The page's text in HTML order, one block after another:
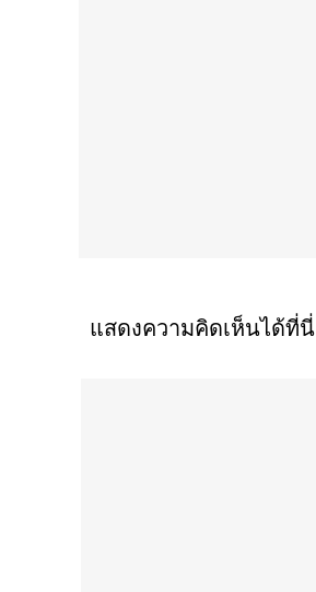
แสดงความคิดเห็นได้ที่นี่